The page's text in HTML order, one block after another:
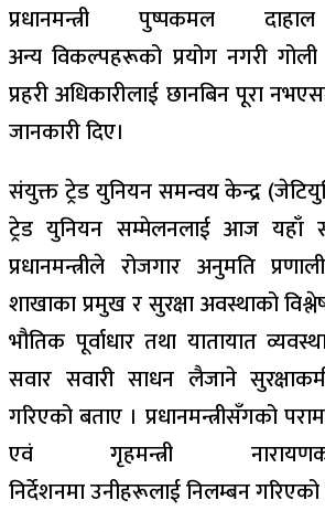
प्रधानमन्त्री पुष्पकमल
अन्यविकल्पहरूको प्रयोग नगरी
प्रहरी अधिकारीलाई छानबिन पूरा
जानकारी दिए।
संयुक्त ट्रेड युनियन समन्वय केन्द्र
ट्रेड युनियन सम्मेलनलाई आज यहाँ
प्रधानमन्त्रीले रोजगार अनुमति प्रणाली
शाखाका प्रमुख र सुरक्षा अवस्थाको
भौतिक पूर्वाधार तथा यातायात
सवार सवारी साधन लैजाने
गरिएको बताए । प्रधानमन्त्रीसँगको
एवं गृहमन्त्री
निर्देशनमाउनीहरूलाईनिलम्बन गरिएको